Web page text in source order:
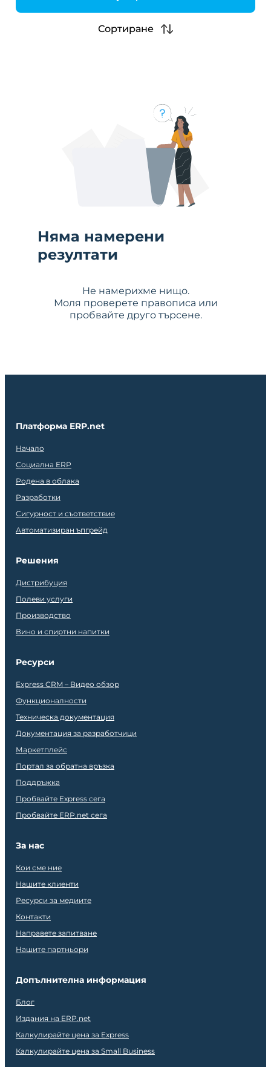
h
Сортиране
Няма намерени
резултати
Не намерихме нищо.
Моля проверете правописа или
пробвайте друго търсене.
Платформа ERP.net
Начало
Социална ERP
Родена в облака
Разработки
Сигурност и съответствие
Автоматизиран ъпгрейд
Решения
Дистрибуция
Полеви услуги
Производство
Вино и спиртни напитки
Ресурси
Express CRM – Видео обзор
Функционалности
Техническа документация
Документация за разработчици
Маркетплейс
Портал за обратна връзка
Поддръжка
Пробвайте Express сега
Пробвайте ERP.net сега
За нас
Кои сме ние
Нашите клиенти
Ресурси за медиите
Контакти
Направете запитване
Нашите партньори
Допълнителна информация
Блог
Издания на ERP.net
Калкулирайте цена за Express
Калкулирайте цена за Small Business